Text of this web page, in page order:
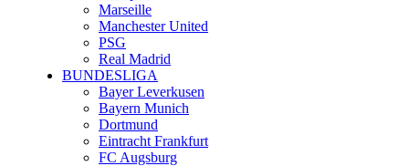
Marseille
Manchester United
PSG
Real Madrid
BUNDESLIGA
Bayer Leverkusen
Bayern Munich
Dortmund
Eintracht Frankfurt
FC Augsburg